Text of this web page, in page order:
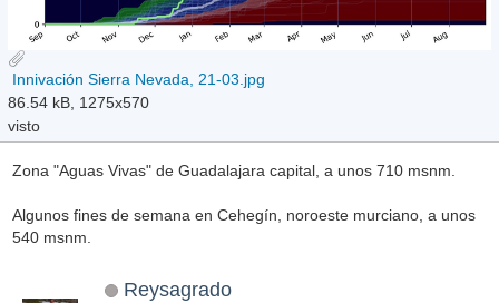
Innivación Sierra Nevada, 21-03.jpg
86.54 kB, 1275x570
visto
Zona "Aguas Vivas" de Guadalajara capital, a unos 710 msnm.
Algunos fines de semana en Cehegín, noroeste murciano, a unos
540 msnm.
Reysagrado